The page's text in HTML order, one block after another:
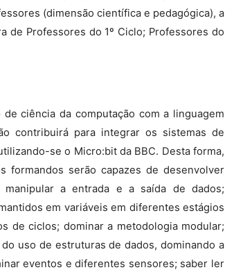
(dimensão científica e pedagógica), a
de Professores do 1º Ciclo; Professores do
ciência da computação com a linguagem
contribuirá para integrar os sistemas de
se o Micro:bit da BBC. Desta forma,
formandos serão capazes de desenvolver
manipular a entrada e a saída de dados;
em variáveis em diferentes estágios
de ciclos; dominar a metodologia modular;
uso de estruturas de dados, dominando a
eventos e diferentes sensores; saber ler